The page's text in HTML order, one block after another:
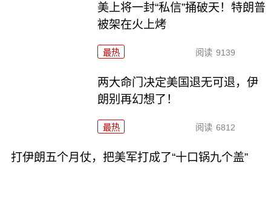
美上将一封“私信”捅破天！特朗普
被架在火上烤
最热 阅读 9139
两大命门决定美国退无可退，伊
朗别再幻想了！
最热 阅读 6812
打伊朗五个月仗，把美军打成了“十口锅九个盖”